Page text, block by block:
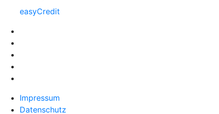
easyCredit
Impressum
Datenschutz